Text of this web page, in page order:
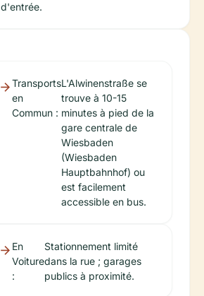
d'entrée.
Transports
en
Commun :
L'Alwinenstraße se
trouve à 10-15
minutes à pied de la
gare centrale de
Wiesbaden
(Wiesbaden
Hauptbahnhof) ou
est facilement
accessible en bus.
En
Voiture
:
Stationnement limité
dans la rue ; garages
publics à proximité.